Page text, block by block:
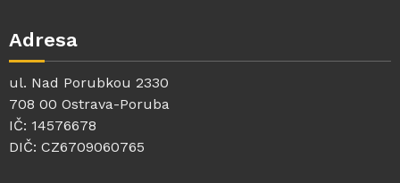
Adresa
ul. Nad Porubkou 2330
708 00 Ostrava-Poruba
IČ: 14576678
DIČ: CZ6709060765